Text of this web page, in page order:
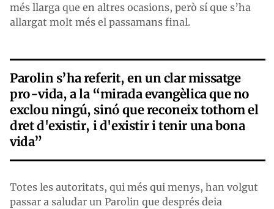
més llarga que en altres ocasions, però sí que s’ha
allargat molt més el passamans final.
Parolin s’ha referit, en un clar missatge
pro-vida, a la “mirada evangèlica que no
exclou ningú, sinó que reconeix tothom el
dret d'existir, i d'existir i tenir una bona
vida”
Totes les autoritats, qui més qui menys, han volgut
passar a saludar un Parolin que després deia